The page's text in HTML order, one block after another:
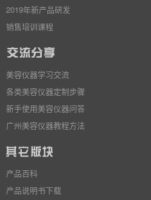
2019年新产品研发
销售培训课程
美容仪器学习交流
各类美容仪器定制步骤
新手使用美容仪器问答
广州美容仪器教程方法
产品百科
产品说明书下载